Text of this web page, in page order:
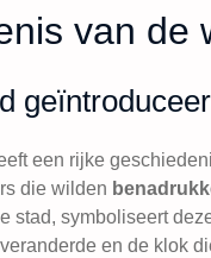
van de
een rijke
die wilden
stad, symboliseert
en de klok